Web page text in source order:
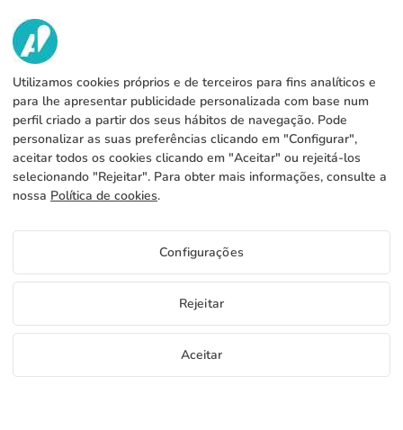
Fábrica info@adivin.com
NÓS
Fábrica
Contacto
Blog
SERVICIOS
Métodos de pagamento
Produção e expedição
FAQs
INFORMAÇÃO LEGAL
Aviso legal
Termos e condições gerais
Política de cookies
Política de privacidade
PT
C/ Generación 46-48 P.I. La Huertecilla 29196 Málaga Espanha | S.A CIF
A93349777
Utilizamos cookies próprios e de terceiros para fins analíticos e
para lhe apresentar publicidade personalizada com base num
perfil criado a partir dos seus hábitos de navegação. Pode
personalizar as suas preferências clicando em "Configurar",
aceitar todos os cookies clicando em "Aceitar" ou rejeitá-los
selecionando "Rejeitar". Para obter mais informações, consulte a
nossa Política de cookies.
Configurações
Rejeitar
Aceitar